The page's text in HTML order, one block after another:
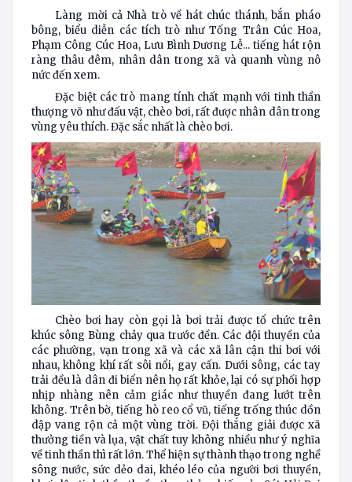
Làng mời cả Nhà trò về hát chúc thánh, bắn pháo
bông, biểu diễn các tích trò như Tống Trân Cúc Hoa,
Phạm Công Cúc Hoa, Lưu Bình Dương Lễ... tiếng hát rộn
ràng thâu đêm, nhân dân trong xã và quanh vùng nô
nức đến xem.
Đặc biệt các trò mang tính chất mạnh với tinh thần
thượng võ như đấu vật, chèo bơi, rất được nhân dân trong
vùng yêu thích. Đặc sắc nhất là chèo bơi.
Chèo bơi hay còn gọi là bơi trải được tổ chức trên
khúc sông Bùng chảy qua trước đền. Các đội thuyền của
các phường, vạn trong xã và các xã lân cận thi bơi với
nhau, không khí rất sôi nổi, gay cấn. Dưới sông, các tay
trải đều là dân đi biển nên họ rất khỏe, lại có sự phối hợp
nhịp nhàng nên cảm giác như thuyền đang lướt trên
không. Trên bờ, tiếng hò reo cổ vũ, tiếng trống thúc dồn
dập vang rộn cả một vùng trời. Đội thắng giải được xã
thưởng tiền và lụa, vật chất tuy không nhiều như ý nghĩa
về tinh thần thì rất lớn. Thể hiện sự thành thạo trong nghề
sông nước, sức dẻo dai, khéo léo của người bơi thuyền,